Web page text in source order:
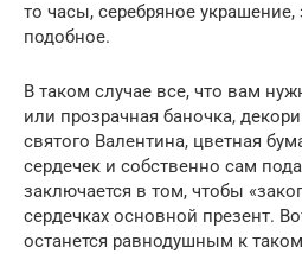
то часы, серебряное
подобное.
В таком случае все, что вам
или прозрачная баночка,
святого Валентина, цветная
сердечек и собственно сам
заключается в том, чтобы
сердечках основной презент.
останется равнодушным к